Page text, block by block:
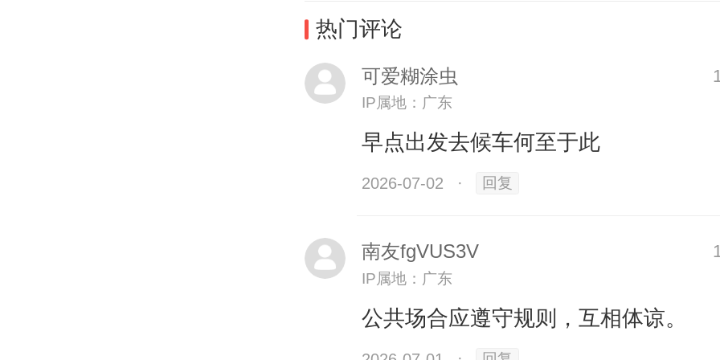
6月30日下午，一段网传视频显示，广州
名女子因没赶上车，辱骂殴打工作人员
频画面中可见，这名女子抢过一名摔倒
热门评论
可爱糊涂虫
IP属地：广东
早点出发去候车何至于此
2026-07-02 · 回复
南友fgVUS3V
IP属地：广东
公共场合应遵守规则，互相体谅。